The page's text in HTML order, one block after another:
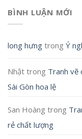
BÌNH LUẬN MỚI
long hưng trong Ý
Nhật trong Tranh vẽ
Sài Gòn hoa lệ
San Hoàng trong
rẻ chất lượng